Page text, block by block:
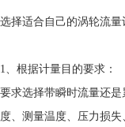
选择适合自己的涡轮流
1、根据计量目的要求：
要求选择带瞬时流量还
度、测量温度、压力损